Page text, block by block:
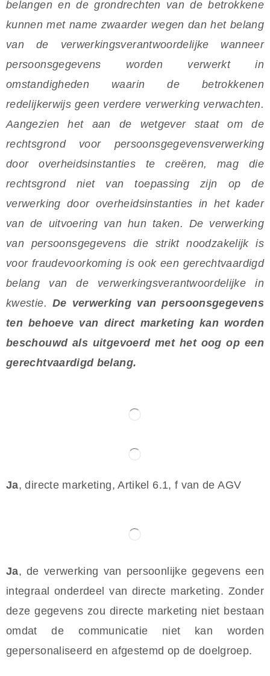
belangen en de grondrechten van de betrokkene
kunnen met name zwaarder wegen dan het belang
van de verwerkingsverantwoordelijke wanneer
persoonsgegevens worden verwerkt in
omstandigheden waarin de betrokkenen
redelijkerwijs geen verdere verwerking verwachten.
Aangezien het aan de wetgever staat om de
rechtsgrond voor persoonsgegevensverwerking
door overheidsinstanties te creëren, mag die
rechtsgrond niet van toepassing zijn op de
verwerking door overheidsinstanties in het kader
van de uitvoering van hun taken. De verwerking
van persoonsgegevens die strikt noodzakelijk is
voor fraudevoorkoming is ook een gerechtvaardigd
belang van de verwerkingsverantwoordelijke in
kwestie. De verwerking van persoonsgegevens
ten behoeve van direct marketing kan worden
beschouwd als uitgevoerd met het oog op een
gerechtvaardigd belang.
Ja, directe marketing, Artikel 6.1, f van de AGV
Ja, de verwerking van persoonlijke gegevens een
integraal onderdeel van directe marketing. Zonder
deze gegevens zou directe marketing niet bestaan
omdat de communicatie niet kan worden
gepersonaliseerd en afgestemd op de doelgroep.